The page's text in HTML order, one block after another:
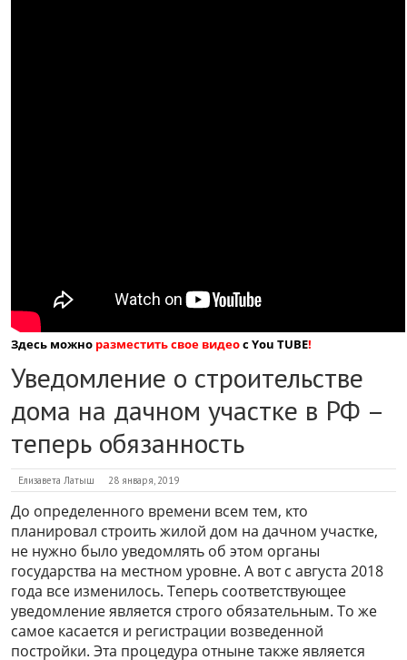
Здесь можно разместить свое видеос You TUBE!
Уведомление о строительстве
дома на дачном участке в РФ –
теперь обязанность
Елизавета Латыш 28 января, 2019
До определенного времени всем тем, кто
планировал строить жилой дом на дачном участке,
не нужно было уведомлять об этом органы
государства на местном уровне. А вот с августа 2018
года все изменилось. Теперь соответствующее
уведомление является строго обязательным. То же
самое касается и регистрации возведенной
постройки. Эта процедура отныне также является